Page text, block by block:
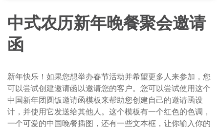
中式农历新年晚餐聚会邀请
函
新年快乐！如果您想举办春节活动并希望更多人来参加，您
可以尝试创建邀请函以邀请您的客户。您可以尝试使用这个
中国新年团圆饭邀请函模板来帮助您创建自己的邀请函设
计，并使用它发送给其他人。这个模板有一个红色的色调，
一个可爱的中国晚餐插图，还有一些文本框，让你输入你的